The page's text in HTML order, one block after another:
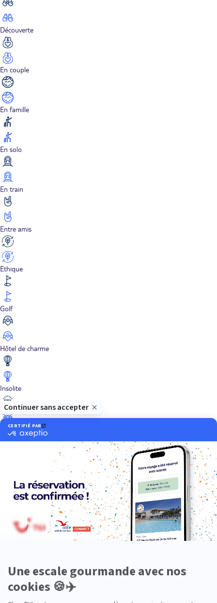
Découverte
En couple
En famille
En solo
En train
Entre amis
Ethique
Golf
Hôtel de charme
Insolite
Luxe
Premium